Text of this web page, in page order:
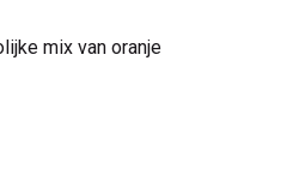
mix van oranje